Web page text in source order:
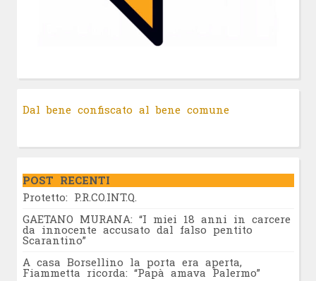
Dal bene confiscato al bene comune
POST RECENTI
Protetto: P.R.CO.INT.Q.
GAETANO MURANA: “I miei 18 anni in carcere
da innocente accusato dal falso pentito
Scarantino”
A casa Borsellino la porta era aperta,
Fiammetta ricorda: “Papà amava Palermo”